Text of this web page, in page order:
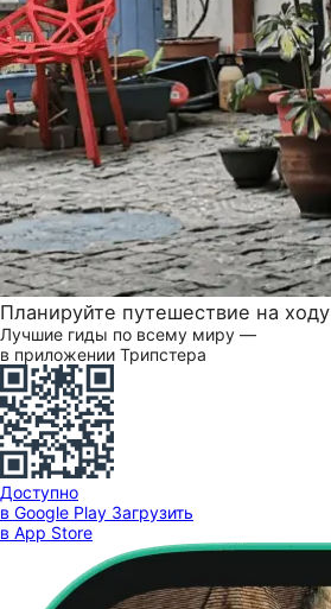
Планируйте путешествие на ходу
Лучшие гиды по всему миру —
в приложении Трипстера
Доступно
в Google Play Загрузить
в App Store